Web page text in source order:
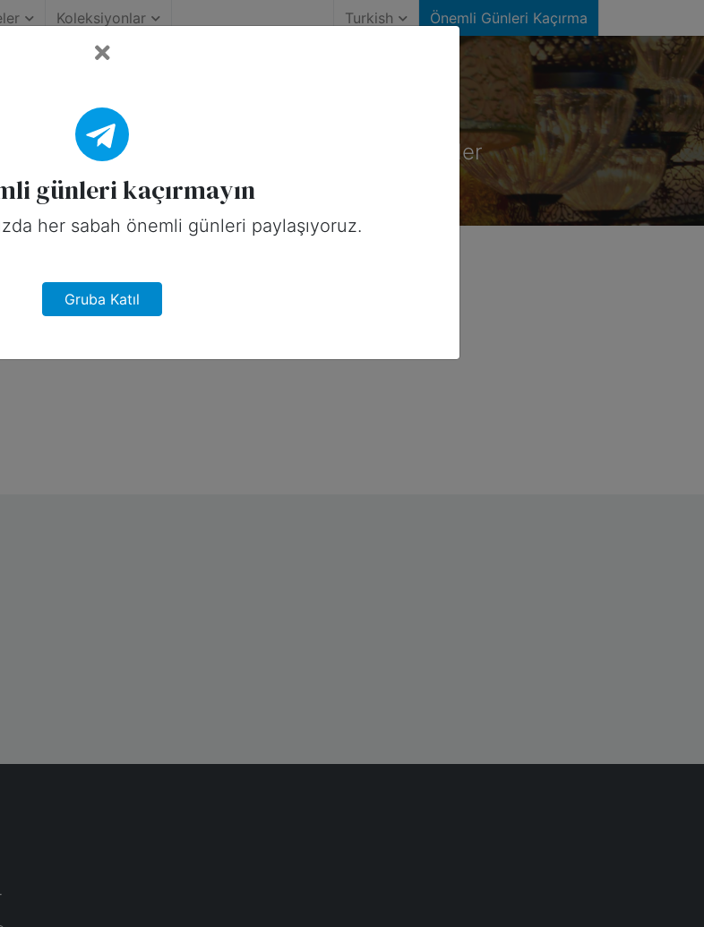
Koleksiyonlar Turkish Önemli Günleri Kaçırma
Günleri (Amerika)
medyada paylaşabileceğiniz önemli günler
günleri kaçırmayın
her sabah önemli günleri paylaşıyoruz.
Gruba Katıl